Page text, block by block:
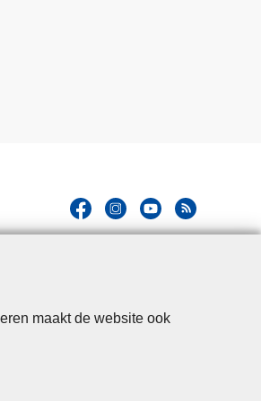
maakt de website ook